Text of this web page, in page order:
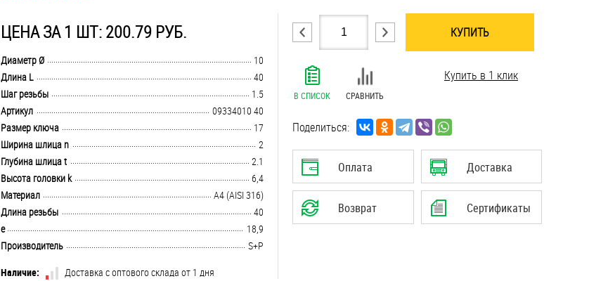
ЦЕНА ЗА 1 ШТ: 200.79 РУБ.
........................................................................................................................................................................................................
Диаметр Ø
10
........................................................................................................................................................................................................
Длина L
40
........................................................................................................................................................................................................
Шаг резьбы
1.5
........................................................................................................................................................................................................
Артикул
09334010 40
........................................................................................................................................................................................................
Размер ключа
17
........................................................................................................................................................................................................
Ширина шлица n
2
........................................................................................................................................................................................................
Глубина шлица t
2.1
........................................................................................................................................................................................................
Высота головки k
6,4
........................................................................................................................................................................................................
Материал
A4 (AISI 316)
........................................................................................................................................................................................................
Длина резьбы
40
........................................................................................................................................................................................................
e
18,9
........................................................................................................................................................................................................
Производитель
S+P
Наличие:
Доставка с оптового склада от 1 дня
КУПИТЬ
В СПИСОК СРАВНИТЬ
Купить в 1 клик
Поделиться:
Оплата Доставка
Возврат Сертификаты